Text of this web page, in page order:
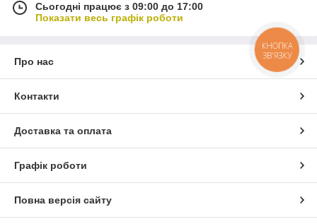
Сьогодні працює з 09:00 до 17:00
Показати весь графік роботи
Про нас
Контакти
Доставка та оплата
Графік роботи
Повна версія сайту
КНОПКА
ЗВ'ЯЗКУ